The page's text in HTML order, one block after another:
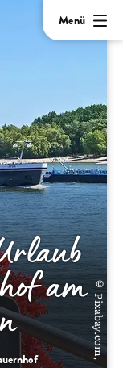
Menü
© Pixabay.com,
am